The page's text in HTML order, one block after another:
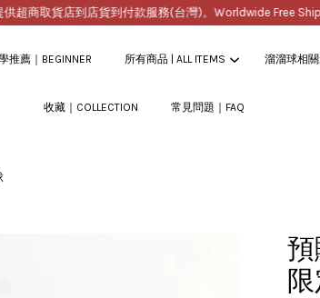
商取貨店到店貨到付款服務(台灣)。Worldwide Free
推薦｜BEGINNER 所有商品 | ALL ITEMS 溜溜球相關
收藏｜COLLECTION 常見問題｜FAQ
預